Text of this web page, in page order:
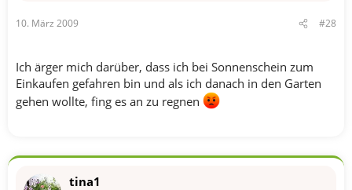
10. März 2009 #28
Ich ärger mich darüber, dass ich bei Sonnenschein zum
Einkaufen gefahren bin und als ich danach in den Garten
gehen wollte, fing es an zu regnen
tina1